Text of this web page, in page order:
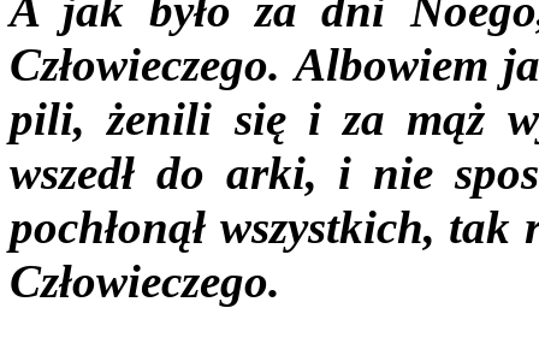
Człowieczego. Albowiem
pili, żenili się i za mąż
wszedł do arki, i nie
pochłonął wszystkich,
Człowieczego.